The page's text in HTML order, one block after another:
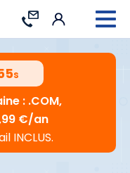
Contact Connexion
s
: .COM,
€/an
INCLUS.